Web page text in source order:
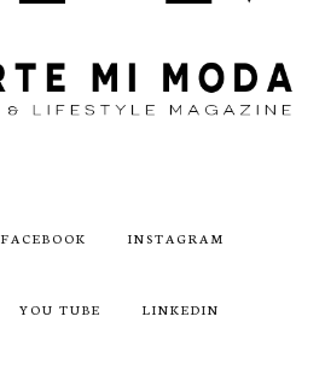
FACEBOOK INSTAGRAM
YOU TUBE LINKEDIN